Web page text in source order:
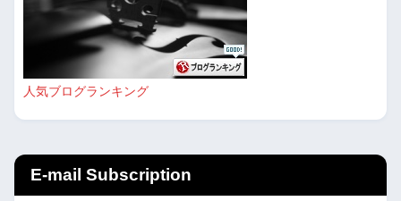
人気ブログランキング
E-mail Subscription